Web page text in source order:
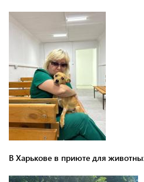
В Харькове в приюте для